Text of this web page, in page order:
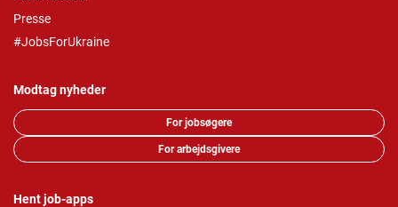
Presse
#JobsForUkraine
Modtag nyheder
For jobsøgere
For arbejdsgivere
Hent job-apps